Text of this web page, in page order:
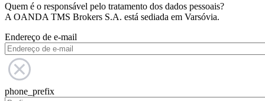
Quem é o responsável pelo tratamento dos dados pessoais?
A OANDA TMS Brokers S.A. está sediada em Varsóvia.
Endereço de e-mail
phone_prefix